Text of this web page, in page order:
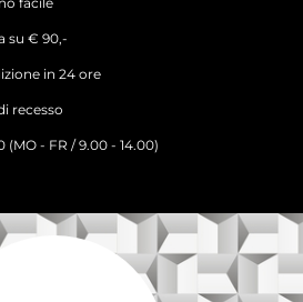
su € 90,-
in 24 ore
recesso
(MO - FR / 9.00 - 14.00)